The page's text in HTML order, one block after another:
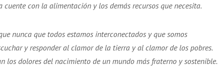
cuente con la alimentación y los demás recursos que necesita.
nunca que todos estamos interconectados y que somos
y responder al clamor de la tierra y al clamor de los pobres.
los dolores del nacimiento de un mundo más fraterno y sostenible.